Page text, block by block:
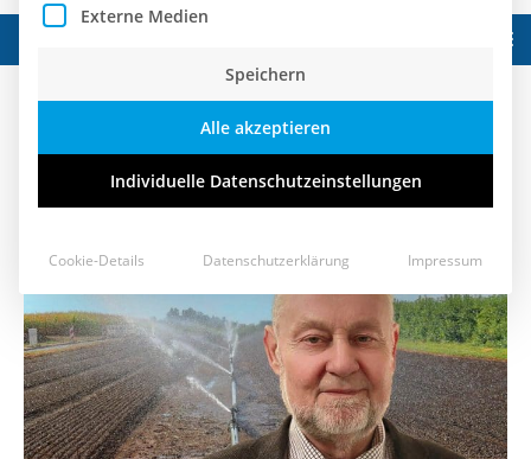
Agrarpolitik sollte Lehren aus
dem Dürre-Sommer ziehen
26. Juli 2018
Externe Medien
Speichern
Alle akzeptieren
Individuelle Datenschutzeinstellungen
Cookie-Details Datenschutzerklärung Impressum